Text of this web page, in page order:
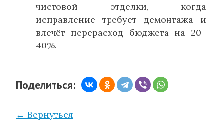
чистовой отделки, когда
исправление требует демонтажа и
влечёт перерасход бюджета на 20–
40%.
Поделиться:
← Вернуться